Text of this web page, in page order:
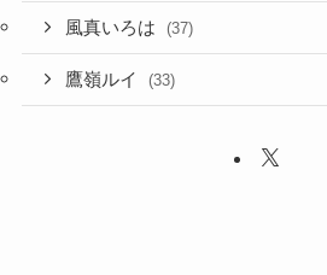
風真いろは (37)
鷹嶺ルイ (33)